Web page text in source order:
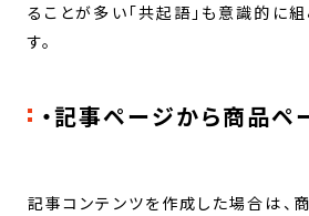
ることが多い「共起語」も意識的に
す。
・記事ページから商品ペ
記事コンテンツを作成した場合は、